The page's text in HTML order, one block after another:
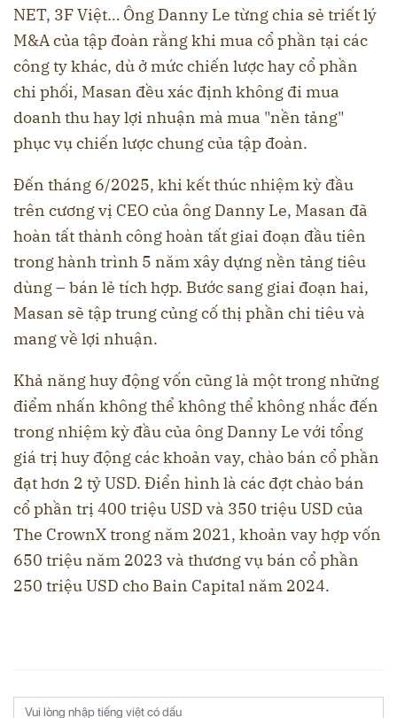
NET, 3F Việt… Ông Danny Le từng chia sẻ triết lý
M&A của tập đoàn rằng khi mua cổ phần tại các
công ty khác, dù ở mức chiến lược hay cổ phần
chi phối, Masan đều xác định không đi mua
doanh thu hay lợi nhuận mà mua "nền tảng"
phục vụ chiến lược chung của tập đoàn.
Đến tháng 6/2025, khi kết thúc nhiệm kỳ đầu
trên cương vị CEO của ông Danny Le, Masan đã
hoàn tất thành công hoàn tất giai đoạn đầu tiên
trong hành trình 5 năm xây dựng nền tảng tiêu
dùng – bán lẻ tích hợp. Bước sang giai đoạn hai,
Masan sẽ tập trung củng cố thị phần chi tiêu và
mang về lợi nhuận.
Khả năng huy động vốn cũng là một trong những
điểm nhấn không thể không thể không nhắc đến
trong nhiệm kỳ đầu của ông Danny Le với tổng
giá trị huy động các khoản vay, chào bán cổ phần
đạt hơn 2 tỷ USD. Điển hình là các đợt chào bán
cổ phần trị 400 triệu USD và 350 triệu USD của
The CrownX trong năm 2021, khoản vay hợp vốn
650 triệu năm 2023 và thương vụ bán cổ phần
250 triệu USD cho Bain Capital năm 2024.